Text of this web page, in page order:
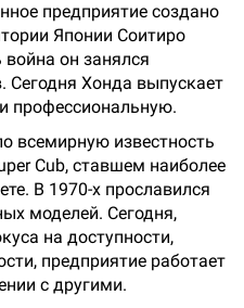
предприятие создано
Японии Соитиро
он занялся
Сегодня Хонда выпускает
профессиональную.
всемирную известность
Cub, ставшем наиболее
В 1970-х прославился
моделей. Сегодня,
на доступности,
предприятие работает
с другими.